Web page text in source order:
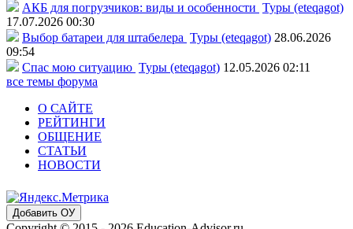
АКБ для погрузчиков: виды и особенности Туры (eteqagot)
17.07.2026 00:30
Выбор батареи для штабелера Туры (eteqagot) 28.06.2026
09:54
Спас мою ситуацию Туры (eteqagot) 12.05.2026 02:11
все темы форума
О САЙТЕ
РЕЙТИНГИ
ОБЩЕНИЕ
СТАТЬИ
НОВОСТИ
Добавить ОУ